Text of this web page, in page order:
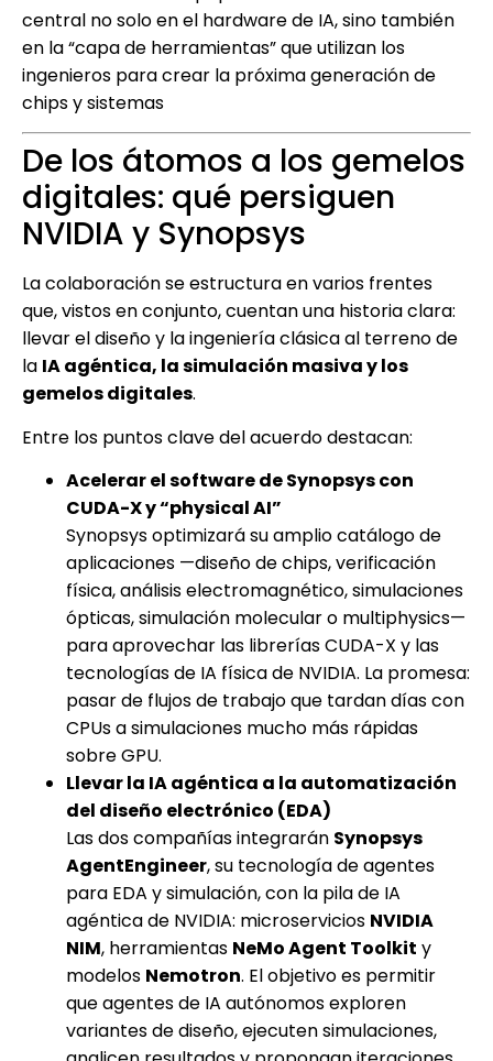
central no solo en el hardware de IA, sino también
en la “capa de herramientas” que utilizan los
ingenieros para crear la próxima generación de
chips y sistemas
De los átomos a los gemelos
digitales: qué persiguen
NVIDIA y Synopsys
La colaboración se estructura en varios frentes
que, vistos en conjunto, cuentan una historia clara:
llevar el diseño y la ingeniería clásica al terreno de
la IA agéntica, la simulación masiva y los
gemelos digitales.
Entre los puntos clave del acuerdo destacan:
Acelerar el software de Synopsys con
CUDA-X y “physical AI”
Synopsys optimizará su amplio catálogo de
aplicaciones —diseño de chips, verificación
física, análisis electromagnético, simulaciones
ópticas, simulación molecular o multiphysics—
para aprovechar las librerías CUDA-X y las
tecnologías de IA física de NVIDIA. La promesa:
pasar de flujos de trabajo que tardan días con
CPUs a simulaciones mucho más rápidas
sobre GPU.
Llevar la IA agéntica a la automatización
del diseño electrónico (EDA)
Las dos compañías integrarán Synopsys
AgentEngineer, su tecnología de agentes
para EDA y simulación, con la pila de IA
agéntica de NVIDIA: microservicios NVIDIA
NIM, herramientas NeMo Agent Toolkit y
modelos Nemotron. El objetivo es permitir
que agentes de IA autónomos exploren
variantes de diseño, ejecuten simulaciones,